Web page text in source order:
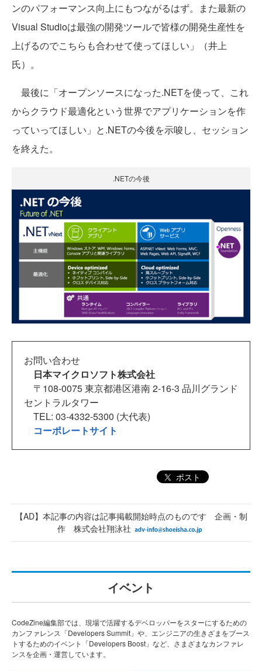
ンのパフォーマンス向上にもつながるはず。また最新の
Visual Studioは最強の開発ツールで皆様の開発生産性を
上げるのでこちらも合わせて使ってほしい」（井上
氏）。
最後に「オープンソースになった.NETを使って、これ
からクラウド最適化という世界でアプリケーションを作
っていってほしい」と.NETの今後を示唆し、セッション
を終えた。
.NETの今後
お問い合わせ
日本マイクロソフト株式会社
〒108-0075 東京都港区港南 2-16-3 品川グランド
セントラルタワー
TEL: 03-4332-5300 (大代表)
コーポレートサイト
ポスト
【AD】本記事の内容は記事掲載開始時点のものです 企画・制
作 株式会社翔泳社
イベント
CodeZine編集部では、現場で活躍するデベロッパーをスターにするための
カンファレンス「Developers Summit」や、エンジニアの生きざまをブース
トするためのイベント「Developers Boost」など、さまざまなカンファレ
ンスを企画・運営しています。